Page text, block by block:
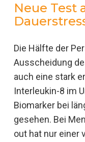
Neue Test
Die Hälfte der
Ausscheidung
auch eine stark
Interleukin-8 im
Biomarker bei
gesehen. Bei
out hat nur einer